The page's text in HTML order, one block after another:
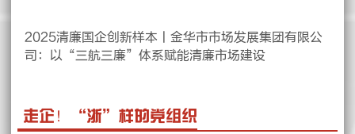
2025清廉国企创新样本丨金华市市场发展集团有限公
司：以“三航三廉”体系赋能清廉市场建设
走企！“浙”样的党组织